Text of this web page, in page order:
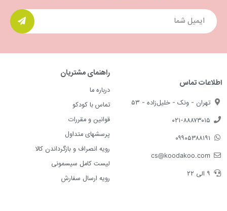
اطلاعات تماس
تهران - ونک - خلیل‌زاده - ۵۳
۰۲۱-۸۸۸۷۳۰۱۵
۰۹۹۰۵۳۸۸۱۹۱
cs@koodakoo.com
۹ الی ۲۲
راهنمای مشتریان
درباره ما
تماس با کودکو
قوانین و مقررات
پرسشهای متداول
رویه انصراف و بازگرداندن کالا
لیست کامل سیسمونی
رویه ارسال سفارش